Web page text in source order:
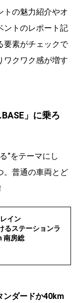
トの魅力紹介やオ
ントのレポート記
要素がチェックで
ワクワク感が増す
」に乗ろ
”をテーマにし
。普通の車両とど
イン
るステーションラ
南房総
ダードか40km